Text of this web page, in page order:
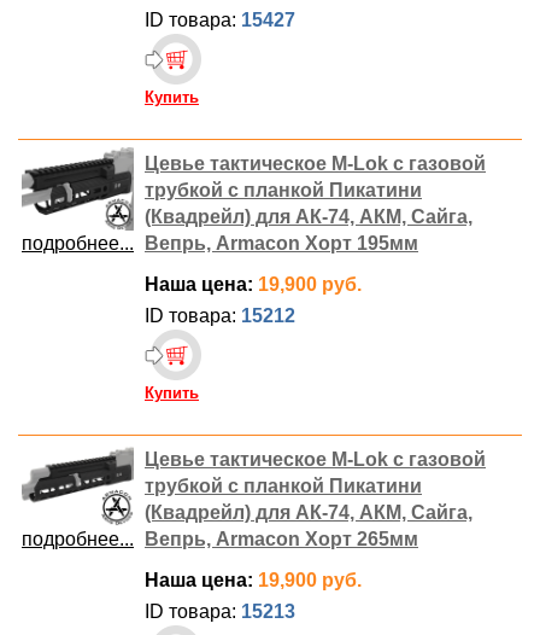
ID товара: 15427
Купить
подробнее...
Цевье тактическое M-Lok с газовой
трубкой с планкой Пикатини
(Квадрейл) для АК-74, АКМ, Сайга,
Вепрь, Armacon Хорт 195мм
Наша цена: 19,900 руб.
ID товара: 15212
Купить
подробнее...
Цевье тактическое M-Lok с газовой
трубкой с планкой Пикатини
(Квадрейл) для АК-74, АКМ, Сайга,
Вепрь, Armacon Хорт 265мм
Наша цена: 19,900 руб.
ID товара: 15213